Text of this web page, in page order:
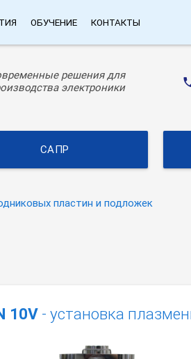
ОБУЧЕНИЕ КОНТАКТЫ
решения для
электроники
САПР
пластин и подложек
10V- установка